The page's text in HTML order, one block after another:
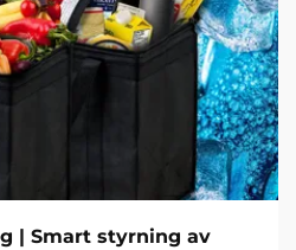
| Smart styrning av